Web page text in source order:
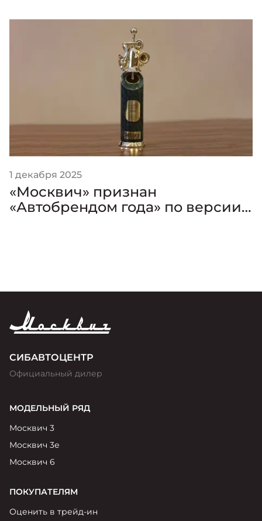
1 декабря 2025
«Москвич» признан
«Автобрендом года» по версии
СИБАВТОЦЕНТР
Официальный дилер
МОДЕЛЬНЫЙ РЯД
Москвич 3
Москвич 3е
Москвич 6
ПОКУПАТЕЛЯМ
Оценить в трейд-ин